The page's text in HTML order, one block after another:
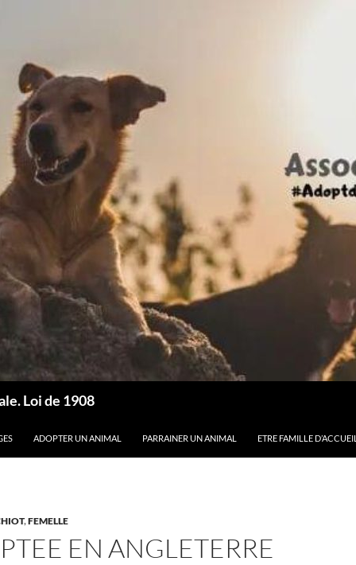
Loi de 1908
ADOPTER UN ANIMAL PARRAINER UN ANIMAL ETRE FAMILLE D’ACCUEIL
,FEMELLE
EN ANGLETERRE